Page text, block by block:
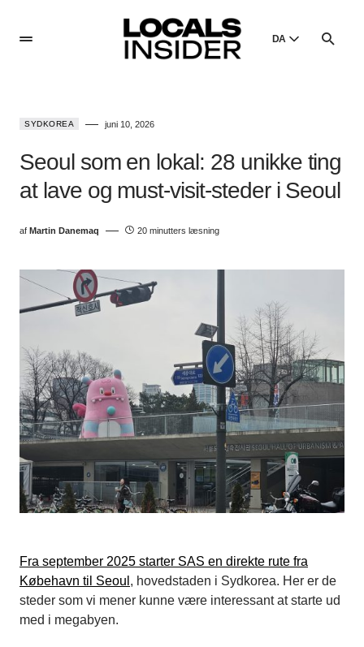
DA
Dansk
Poland
SYDKOREA juni 10, 2026
Seoul som en lokal: 28 unikke ting
at lave og must-visit-steder i Seoul
af Martin Danemaq 20 minutters læsning
Fra september 2025 starter SAS en direkte rute fra
Købehavn til Seoul , hovedstaden i Sydkorea. Her er de
steder som vi mener kunne være interessant at starte ud
med i megabyen.